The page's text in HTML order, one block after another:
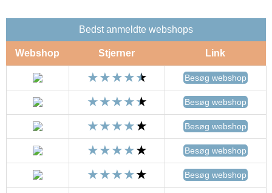
Bedst anmeldte webshops
Webshop Stjerner Link
Besøg webshop
Besøg webshop
Besøg webshop
Besøg webshop
Besøg webshop